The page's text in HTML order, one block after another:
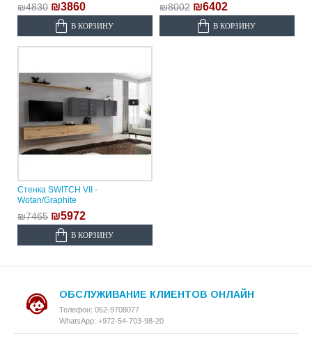
₪4830 ₪3860
В КОРЗИНУ
₪8002 ₪6402
В КОРЗИНУ
Стенка SWITCH VII -
Wotan/Graphite
₪7465 ₪5972
В КОРЗИНУ
ОБСЛУЖИВАНИЕ КЛИЕНТОВ ОНЛАЙН
Телефон: 052-9708077
WhatsApp: +972-54-703-98-20